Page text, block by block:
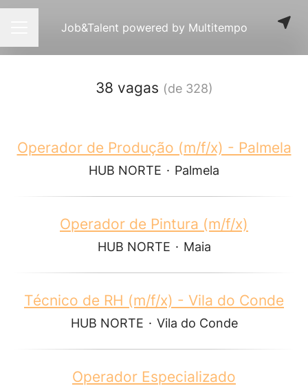
Menu de carreiras
Job&Talent powered by Multitempo
38 vagas (de 328)
Operador de Produção (m/f/x) - Palmela
HUB NORTE · Palmela
Operador de Pintura (m/f/x)
HUB NORTE · Maia
Técnico de RH (m/f/x) - Vila do Conde
HUB NORTE · Vila do Conde
Operador Especializado